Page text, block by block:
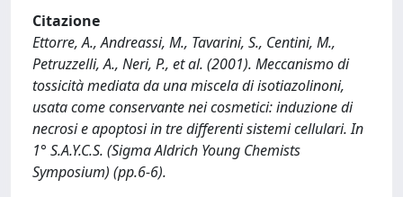
Citazione
Ettorre, A., Andreassi, M., Tavarini, S., Centini, M.,
Petruzzelli, A., Neri, P., et al. (2001). Meccanismo di
tossicità mediata da una miscela di isotiazolinoni,
usata come conservante nei cosmetici: induzione di
necrosi e apoptosi in tre differenti sistemi cellulari. In
1° S.A.Y.C.S. (Sigma Aldrich Young Chemists
Symposium) (pp.6-6).